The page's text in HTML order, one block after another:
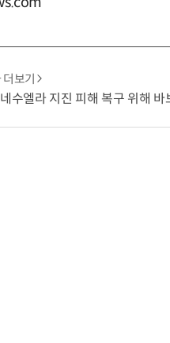
보기
수엘라 지진 피해 복구 위해